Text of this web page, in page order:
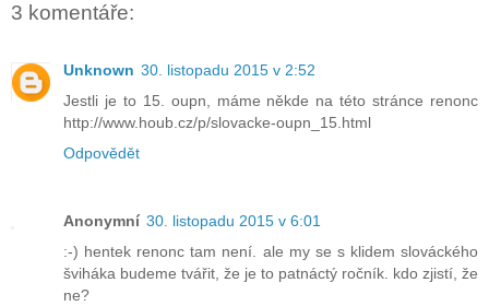
3 komentáře:
Unknown 30. listopadu 2015 v 2:52
Jestli je to 15. oupn, máme někde na této stránce renonc
http://www.houb.cz/p/slovacke-oupn_15.html
Odpovědět
Anonymní 30. listopadu 2015 v 6:01
:-) hentek renonc tam není. ale my se s klidem slováckého
šviháka budeme tvářit, že je to patnáctý ročník. kdo zjistí, že
ne?